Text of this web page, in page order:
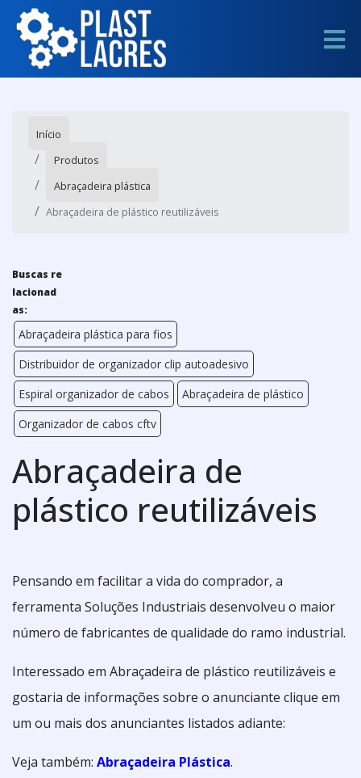
Início
Produtos
Abraçadeira plástica
Abraçadeira de plástico reutilizáveis
Buscas re
lacionad
as:
Abraçadeira plástica para fios
Distribuidor de organizador clip autoadesivo
Espiral organizador de cabos
Abraçadeira de plástico
Organizador de cabos cftv
Abraçadeira de
plástico reutilizáveis
Pensando em facilitar a vida do comprador, a
ferramenta Soluções Industriais desenvolveu o maior
número de fabricantes de qualidade do ramo industrial.
Interessado em Abraçadeira de plástico reutilizáveis e
gostaria de informações sobre o anunciante clique em
um ou mais dos anunciantes listados adiante:
Veja também: Abraçadeira Plástica.